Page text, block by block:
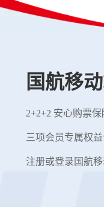
国航移
2+2+2 安心购票保
三项会员专属权
注册或登录国航